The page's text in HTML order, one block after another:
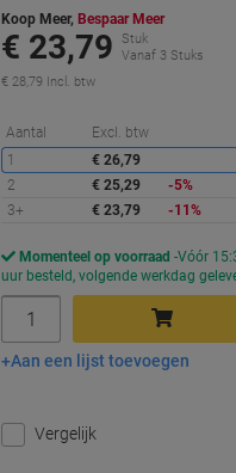
Koop Meer, Bespaar Meer
€ 23,79
Stuk
Vanaf 3 Stuks
€ 28,79 Incl. btw
Aantal Excl. btw
1
€ 26,79
2
€ 25,29
-5%
3+
€ 23,79 -11%
Momenteel op voorraad Vóór
uur besteld, volgende werkdag
In winkelwagen
Aan een lijst toevoegen
Vergelijk